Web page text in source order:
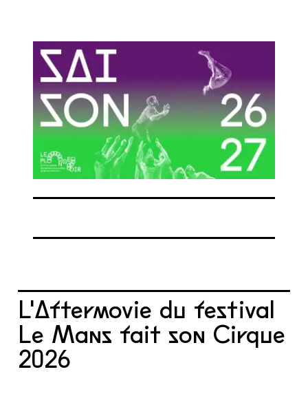
L'Aftermovie du festival
Le Mans fait son Cirque
2026